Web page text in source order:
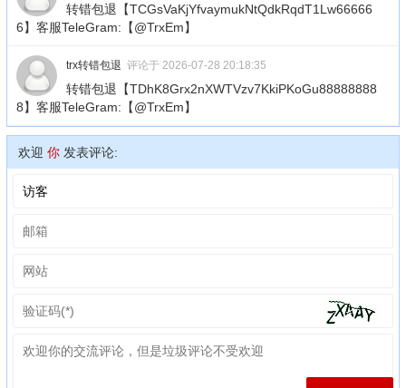
转错包退【TCGsVaKjYfvaymukNtQdkRqdT1Lw66666
6】客服TeleGram:【@TrxEm】
trx转错包退 评论于 2026-07-28 20:18:35
转错包退【TDhK8Grx2nXWTVzv7KkiPKoGu88888888
8】客服TeleGram:【@TrxEm】
欢迎 你 发表评论: